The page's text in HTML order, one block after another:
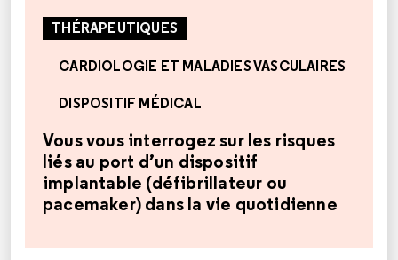
THÉRAPEUTIQUES
CARDIOLOGIE ET MALADIES VASCULAIRES
DISPOSITIF MÉDICAL
Vous vous interrogez sur les risques
liés au port d’un dispositif
implantable (défibrillateur ou
pacemaker) dans la vie quotidienne